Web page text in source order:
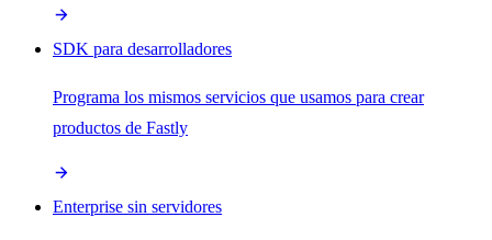
SDK para desarrolladores
Programa los mismos servicios que usamos para crear
productos de Fastly
Enterprise sin servidores